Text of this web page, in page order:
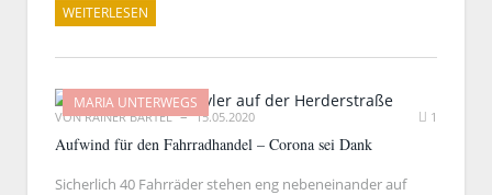
WEITERLESEN
MARIA UNTERWEGS
VONRAINER BARTEL 15.05.2020 1
Aufwind für den Fahrradhandel – Corona sei Dank
Sicherlich 40 Fahrräder stehen eng nebeneinander auf